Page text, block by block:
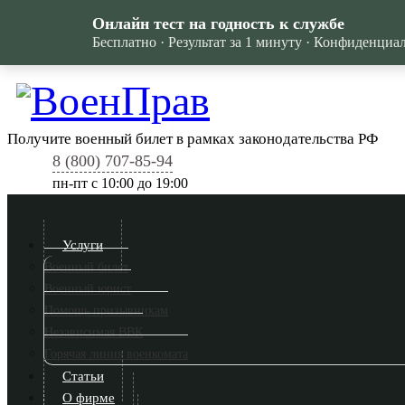
Получите военный билет в рамках законодательства РФ
8 (800) 707-85-94
пн-пт c 10:00 до 19:00
Услуги
Военный билет
Военный юрист
Помощь призывникам
Независимая ВВК
Горячая линия военкомата
Статьи
О фирме
Онлайн тест на годность к службе
Бесплатно · Результат за 1 минуту ·